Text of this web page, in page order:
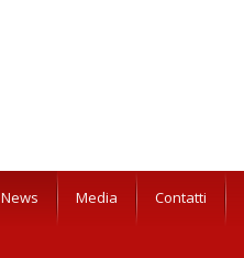
News Media Contatti